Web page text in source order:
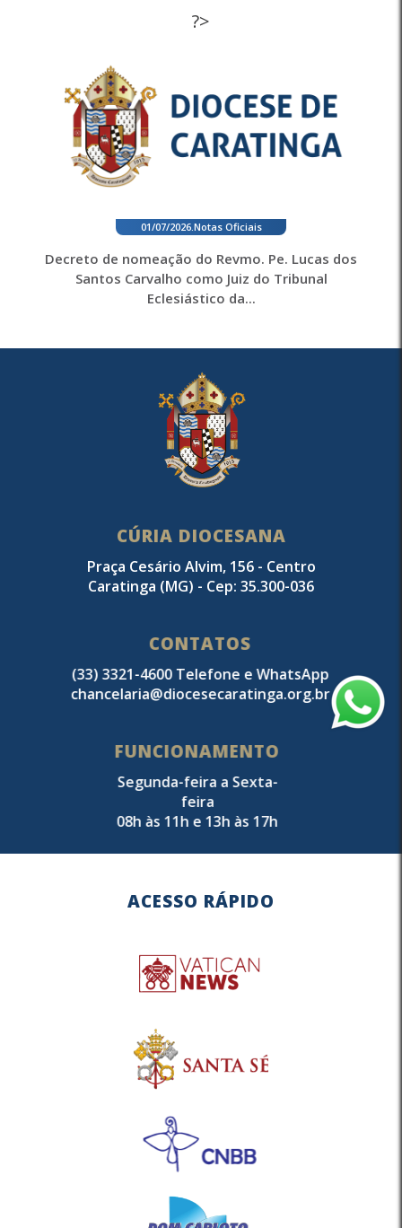
?>
01/07/2026. Notas Oficiais
Decreto de nomeação do Revmo. Pe. Lucas dos
Santos Carvalho como Juiz do Tribunal
Eclesiástico da...
CÚRIA DIOCESANA
Praça Cesário Alvim, 156 - Centro
Caratinga (MG) - Cep: 35.300-036
CONTATOS
(33) 3321-4600 Telefone e WhatsApp
chancelaria@diocesecaratinga.org.br
FUNCIONAMENTO
Segunda-feira a Sexta-
feira
08h às 11h e 13h às 17h
ACESSO RÁPIDO